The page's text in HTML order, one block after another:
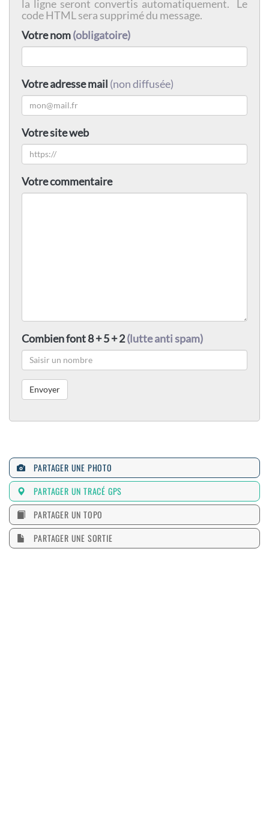
la ligne seront convertis automatiquement. Le
code HTML sera supprimé du message.
Votre nom(obligatoire)
Votre adresse mail (non diffusée)
Votre site web
Votre commentaire
Combien font 8 + 5 + 2(lutte anti spam)
PARTAGER UNE PHOTO
PARTAGER UN TRACÉ GPS
PARTAGER UN TOPO
PARTAGER UNE SORTIE